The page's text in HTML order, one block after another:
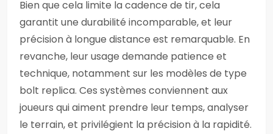
Bien que cela limite la cadence de tir, cela
garantit une durabilité incomparable, et leur
précision à longue distance est remarquable. En
revanche, leur usage demande patience et
technique, notamment sur les modèles de type
bolt replica. Ces systèmes conviennent aux
joueurs qui aiment prendre leur temps, analyser
le terrain, et privilégient la précision à la rapidité.